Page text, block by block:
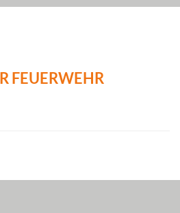
FEUERWEHR